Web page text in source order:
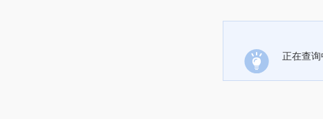
正在查